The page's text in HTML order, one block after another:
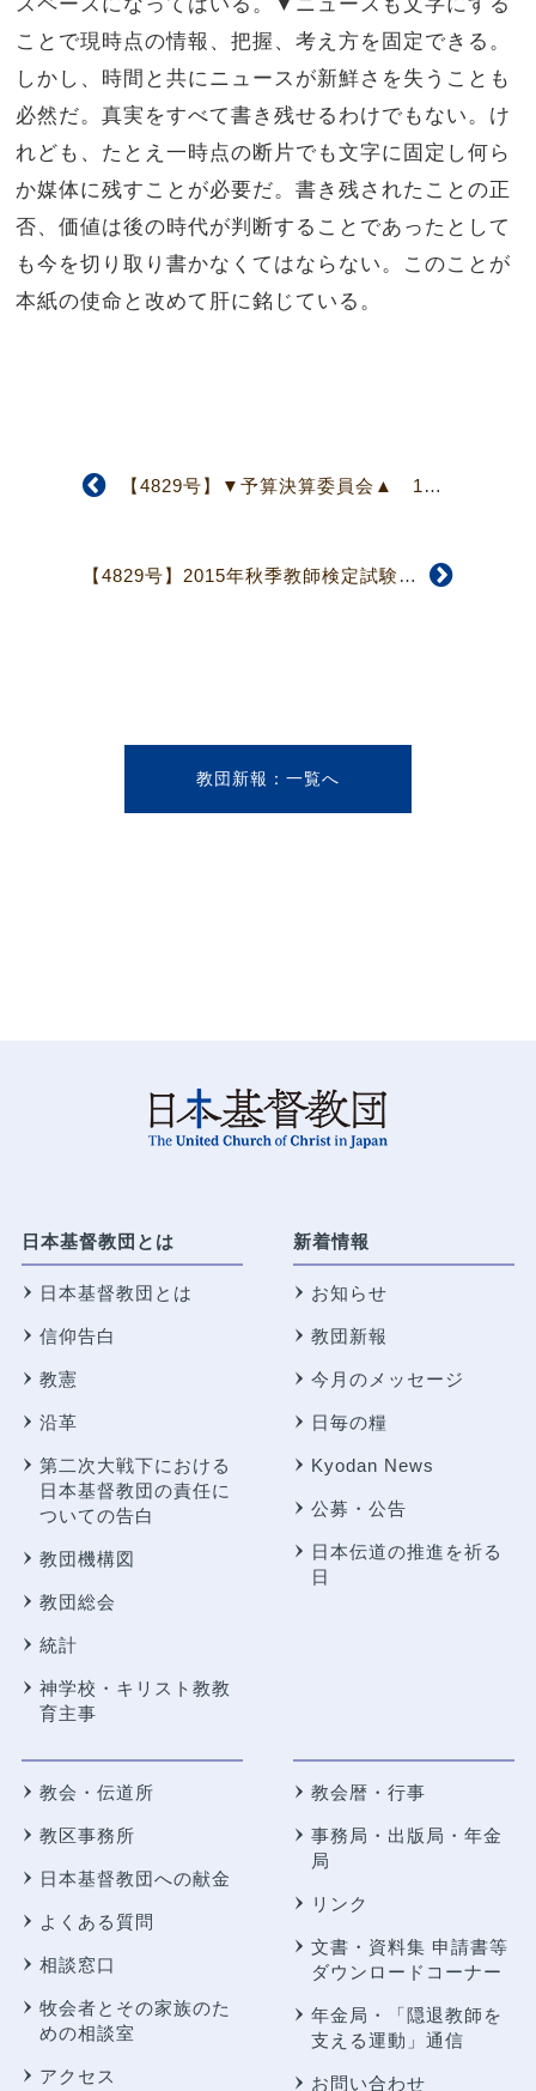
ことで現時点の情報、把握、考え方を固定できる。
しかし、時間と共にニュースが新鮮さを失うことも
必然だ。真実をすべて書き残せるわけでもない。け
れども、たとえ一時点の断片でも文字に固定し何ら
か媒体に残すことが必要だ。書き残されたことの正
否、価値は後の時代が判断することであったとして
も今を切り取り書かなくてはならない。このことが
本紙の使命と改めて肝に銘じている。
【4829号】▼予算決算委員会▲ 16年度予算、負担金2％減、委員会費10％減
【4829号】2015年秋季教師検定試験 補教師19名、正教師61名、転入2名受験
教団新報
日本基督教団とは
日本基督教団とは
信仰告白
教憲
沿革
第二次大戦下における
日本基督教団の責任に
ついての告白
教団機構図
教団総会
統計
神学校・キリスト教教
育主事
新着情報
お知らせ
教団新報
今月のメッセージ
日毎の糧
Kyodan News
公募・公告
日本伝道の推進を祈る
日
教会・伝道所
教区事務所
日本基督教団への献金
よくある質問
相談窓口
牧会者とその家族のた
めの相談室
アクセス
教会暦・行事
事務局・出版局・年金
局
リンク
文書・資料集 申請書等
ダウンロードコーナー
年金局・
「隠退教師を
支える運動」通信
お問い合わせ